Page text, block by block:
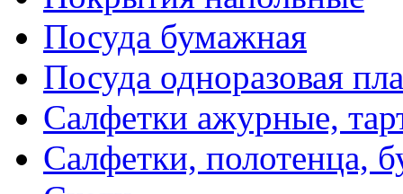
Посуда бумажная
Посуда одноразовая
Салфетки ажурные,
Салфетки, полотенца,